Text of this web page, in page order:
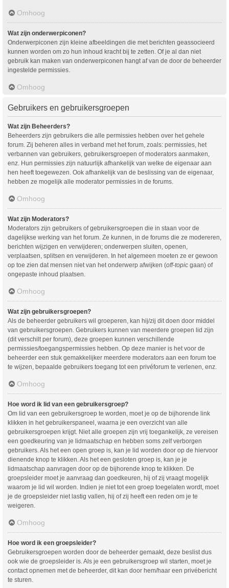
Omhoog
Wat zijn onderwerpiconen?
Onderwerpiconen zijn kleine afbeeldingen die met berichten geassocieerd
kunnen worden om zo hun inhoud kracht bij te zetten. Of je al dan niet
gebruik kan maken van onderwerpiconen hangt af van de door de beheerder
ingestelde permissies.
Omhoog
Gebruikers en gebruikersgroepen
Wat zijn Beheerders?
Beheerders zijn gebruikers die alle permissies hebben over het gehele
forum. Zij beheren alles in verband met het forum, zoals: permissies, het
verbannen van gebruikers, gebruikersgroepen of moderators aanmaken,
enz. Hun permissies zijn natuurlijk afhankelijk van welke de eigenaar aan
hen heeft toegewezen. Ook afhankelijk van de beslissing van de eigenaar,
hebben ze mogelijk alle moderator permissies in de forums.
Omhoog
Wat zijn Moderators?
Moderators zijn gebruikers of gebruikersgroepen die in staan voor de
dagelijkse werking van het forum. Ze kunnen, in de forums die ze modereren,
berichten wijzigen en verwijderen; onderwerpen sluiten, openen,
verplaatsen, splitsen en verwijderen. In het algemeen moeten ze er gewoon
op toe zien dat mensen niet van het onderwerp afwijken (off-topic gaan) of
ongepaste inhoud plaatsen.
Omhoog
Wat zijn gebruikersgroepen?
Als de beheerder gebruikers wil groeperen, kan hij/zij dit doen door middel
van gebruikersgroepen. Gebruikers kunnen van meerdere groepen lid zijn
(dit verschilt per forum), deze groepen kunnen verschillende
permissies/toegangspermissies hebben. Op deze manier is het voor de
beheerder een stuk gemakkelijker meerdere moderators aan een forum toe
te wijzen, bepaalde gebruikers toegang tot een privéforum te verlenen, enz.
Omhoog
Hoe word ik lid van een gebruikersgroep?
Om lid van een gebruikersgroep te worden, moet je op de bijhorende link
klikken in het gebruikerspaneel, waarna je een overzicht van alle
gebruikersgroepen krijgt. Niet alle groepen zijn vrij toegankelijk, ze vereisen
een goedkeuring van je lidmaatschap en hebben soms zelf verborgen
gebruikers. Als het een open groep is, kan je lid worden door op de hiervoor
dienende knop te klikken. Als het een gesloten groep is, kan je je
lidmaatschap aanvragen door op de bijhorende knop te klikken. De
groepsleider moet je aanvraag dan goedkeuren, hij of zij vraagt mogelijk
waarom je lid wil worden. Indien je niet tot een groep toegelaten wordt, moet
je de groepsleider niet lastig vallen, hij of zij heeft een reden om je te
weigeren.
Omhoog
Hoe word ik een groepsleider?
Gebruikersgroepen worden door de beheerder gemaakt, deze beslist dus
ook wie de groepsleider is. Als je een gebruikersgroep wil starten, moet je
contact opnemen met de beheerder, dit kan door hem/haar een privébericht
te sturen.